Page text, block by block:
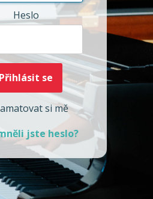
Heslo
si mě
jste heslo?